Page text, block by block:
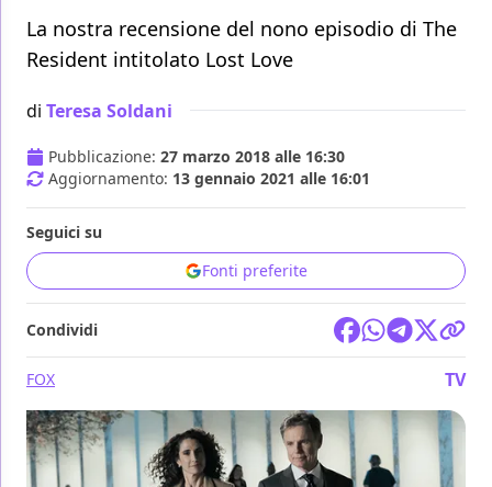
La nostra recensione del nono episodio di The
Resident intitolato Lost Love
di Teresa Soldani
Pubblicazione: 27 marzo 2018 alle 16:30
Aggiornamento: 13 gennaio 2021 alle 16:01
Seguici su
Fonti preferite
Condividi
FOX TV